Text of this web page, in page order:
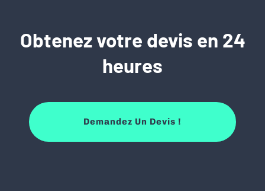
Obtenez votre devis en 24
heures
Demandez Un Devis !